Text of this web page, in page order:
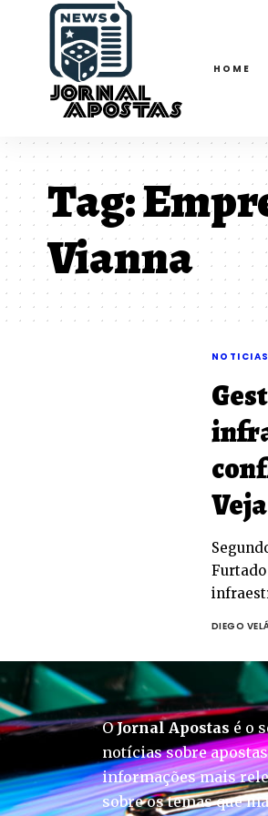
HOME
Tag:
Vianna
NOTICIAS
DIEGO
OJornal Apostas é o
notícias sobre
informações mais
sobre os temas que